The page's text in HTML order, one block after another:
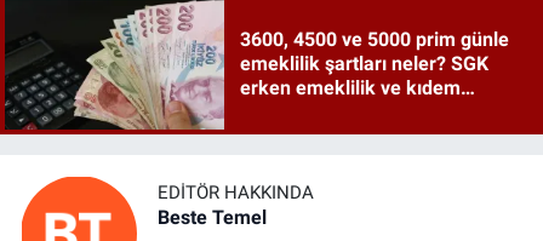
3600, 4500 ve 5000 prim günle
emeklilik şartları neler? SGK
erken emeklilik ve kıdem
EDITÖR HAKKINDA
Beste Temel